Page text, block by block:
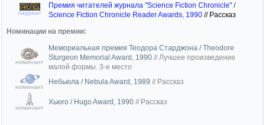
лауреат
Премия читателей журнала "Science Fiction Chronicle" /
Science Fiction Chronicle Reader Awards, 1990 // Рассказ
Номинации на премии:
номинант
Мемориальная премия Теодора Старджона / Theodore
Sturgeon Memorial Award, 1990 // Лучшее произведение
малой формы. 3-е место
номинант
Небьюла / Nebula Award, 1989 // Рассказ
номинант
Хьюго / Hugo Award, 1990 // Рассказ